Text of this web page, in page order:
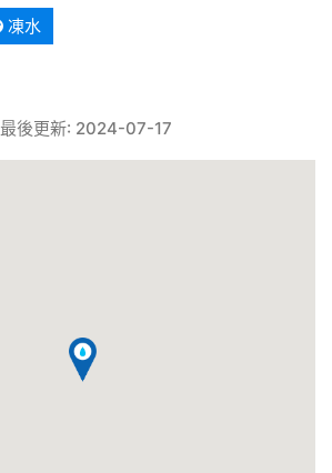
凍水
最後更新: 2024-07-17